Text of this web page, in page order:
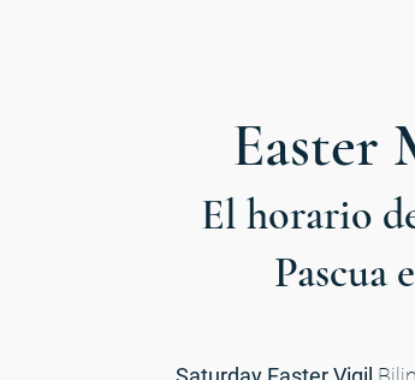
Easter
El horario
Pascua